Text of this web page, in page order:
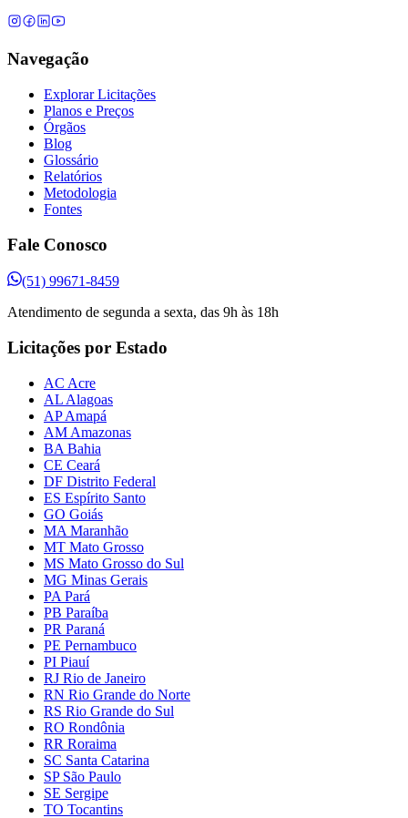
Navegação
Explorar Licitações
Planos e Preços
Órgãos
Blog
Glossário
Relatórios
Metodologia
Fontes
Fale Conosco
(51) 99671-8459
Atendimento de segunda a sexta, das 9h às 18h
Licitações por Estado
AC Acre
AL Alagoas
AP Amapá
AM Amazonas
BA Bahia
CE Ceará
DF Distrito Federal
ES Espírito Santo
GO Goiás
MA Maranhão
MT Mato Grosso
MS Mato Grosso do Sul
MG Minas Gerais
PA Pará
PB Paraíba
PR Paraná
PE Pernambuco
PI Piauí
RJ Rio de Janeiro
RN Rio Grande do Norte
RS Rio Grande do Sul
RO Rondônia
RR Roraima
SC Santa Catarina
SP São Paulo
SE Sergipe
TO Tocantins